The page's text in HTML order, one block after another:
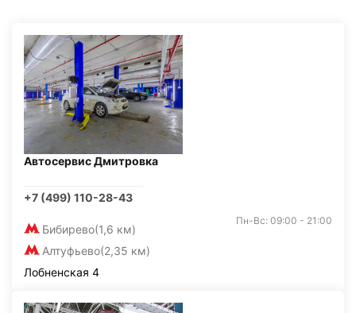
Автосервис Дмитровка
+7 (499) 110-28-43
Бибирево(1,6 км)
Алтуфьево(2,35 км)
Пн-Вс: 09:00 - 21:00
Лобненская 4